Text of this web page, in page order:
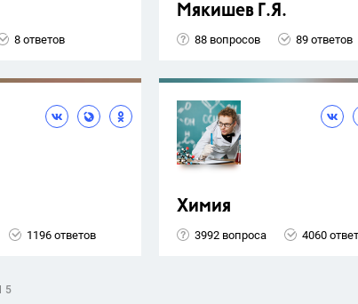
8 ответов
Мякишев Г.Я.
88 вопросов 89 ответов
1196 ответов
Химия
3992 вопроса 4060
5